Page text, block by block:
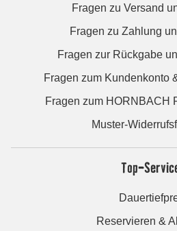
Fragen zu Versand
Fragen zu Zahlung
Fragen zur Rückgabe
Fragen zum Kundenkonto
Fragen zum HORNBACH
Muster-
Top-
Reservieren &